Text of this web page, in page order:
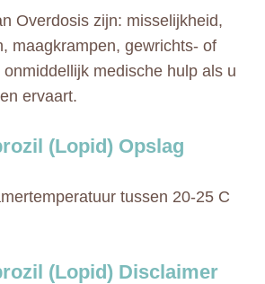
Overdosis zijn: misselijkheid,
maagkrampen, gewrichts- of
medische hulp als u
ervaart.
(Lopid) Opslag
tussen 20-25 C
(Lopid) Disclaimer